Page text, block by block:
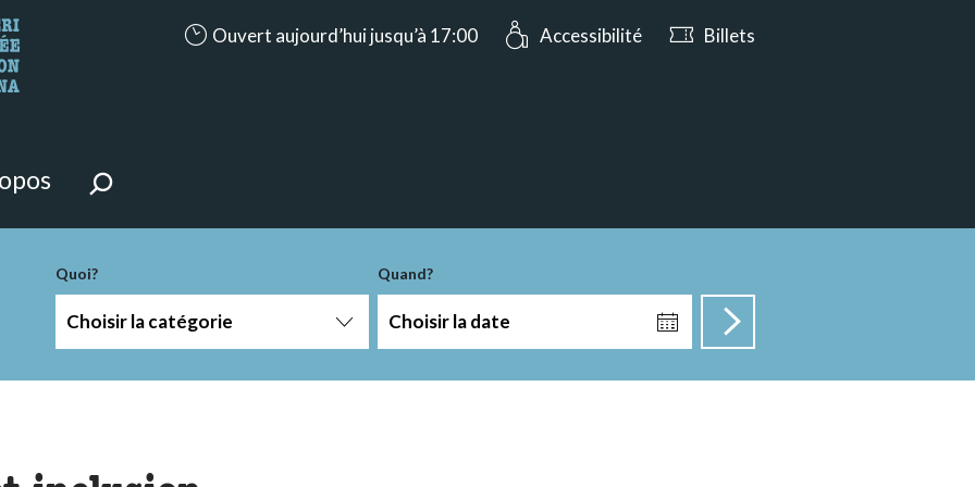
de la page.
accessibility.aria.opening_hours: Ouvert aujourd’hui jusqu’à 17:00
Ouvert aujourd’hui jusqu’à 17:00 Accessibilité Billets
Quoi?
Choisir la catégorie
Quand?
Choisir la date